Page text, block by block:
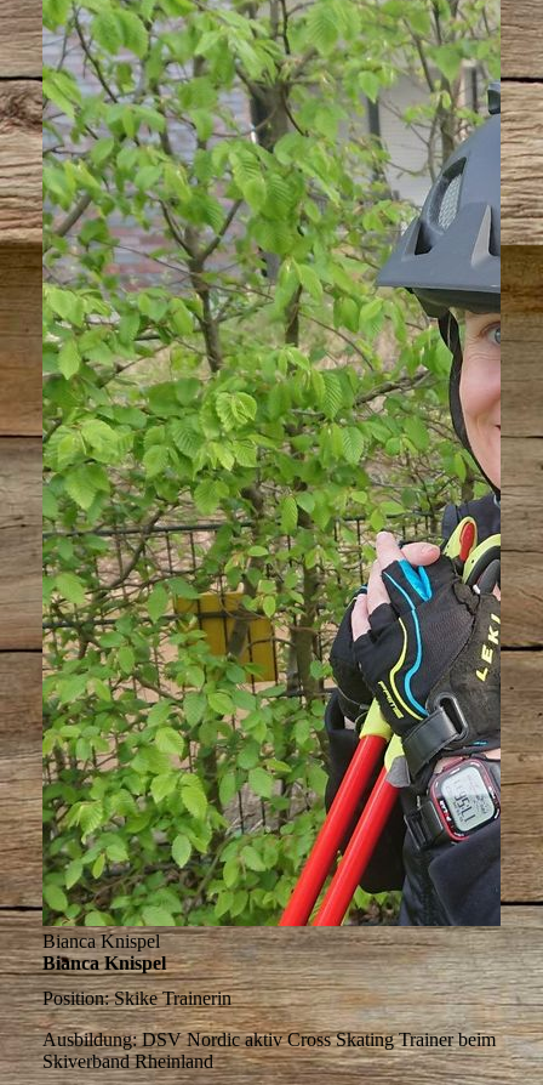
Bianca Knispel
Bianca Knispel
Position:Skike Trainerin
Ausbildung:DSV Nordic aktiv Cross Skating Trainer beim
Skiverband Rheinland